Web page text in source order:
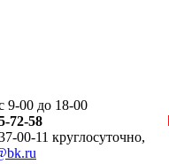
9-00 до 18-00
72-58
00-11 круглосуточно,